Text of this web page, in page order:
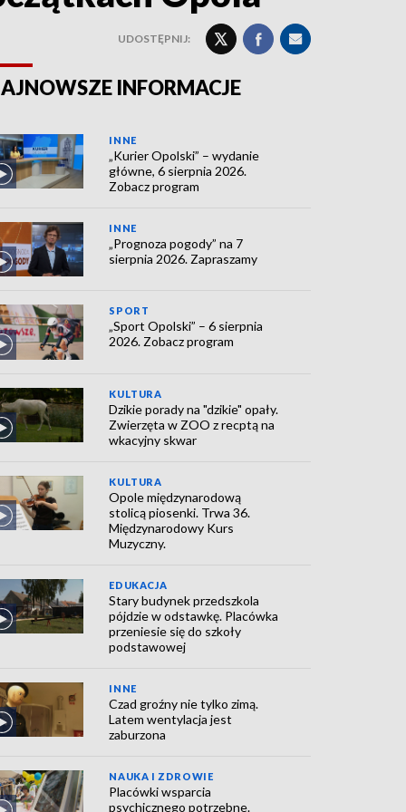
UDOSTĘPNIJ:
INFORMACJE
INNE
„Kurier Opolski” – wydanie
główne, 6 sierpnia 2026.
Zobacz program
INNE
„Prognoza pogody” na 7
sierpnia 2026. Zapraszamy
SPORT
„Sport Opolski” – 6 sierpnia
2026. Zobacz program
KULTURA
Dzikie porady na "dzikie" opały.
Zwierzęta w ZOO z recptą na
wkacyjny skwar
KULTURA
Opole międzynarodową
stolicą piosenki. Trwa 36.
Międzynarodowy Kurs
Muzyczny.
EDUKACJA
Stary budynek przedszkola
pójdzie w odstawkę. Placówka
przeniesie się do szkoły
podstawowej
INNE
Czad groźny nie tylko zimą.
Latem wentylacja jest
zaburzona
NAUKA I ZDROWIE
Placówki wsparcia
psychicznego potrzebne.